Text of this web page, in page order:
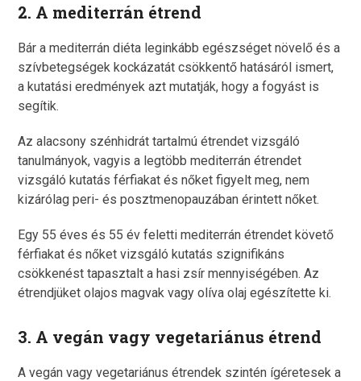
2. A mediterrán étrend
Bár a mediterrán diéta leginkább egészséget növelő és a
szívbetegségek kockázatát csökkentő hatásáról ismert,
a kutatási eredmények azt mutatják, hogy a fogyást is
segítik.
Az alacsony szénhidrát tartalmú étrendet vizsgáló
tanulmányok, vagyis a legtöbb mediterrán étrendet
vizsgáló kutatás férfiakat és nőket figyelt meg, nem
kizárólag peri- és posztmenopauzában érintett nőket.
Egy 55 éves és 55 év feletti mediterrán étrendet követő
férfiakat és nőket vizsgáló kutatás szignifikáns
csökkenést tapasztalt a hasi zsír mennyiségében. Az
étrendjüket olajos magvak vagy olíva olaj egészítette ki.
3. A vegán vagy vegetariánus étrend
A vegán vagy vegetariánus étrendek szintén ígéretesek a